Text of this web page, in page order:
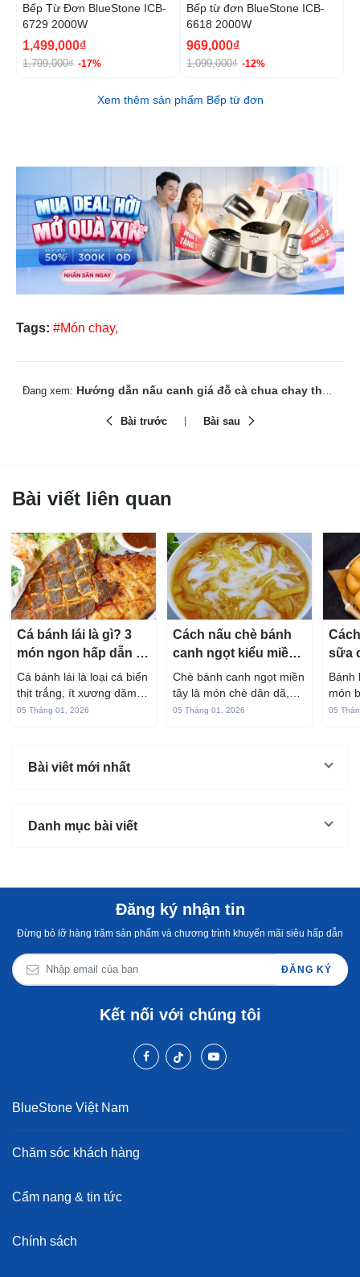
Bếp Từ Đơn BlueStone ICB-
6729 2000W
1,499,000₫
1,799,000₫ -17%
Bếp từ đơn BlueStone ICB-
6618 2000W
969,000₫
1,099,000₫ -12%
Xem thêm sản phẩm Bếp từ đơn
Tags: #Món chay,
Đang xem: Hướng dẫn nấu canh giá đỗ cà chua chay thanh mát
Bài trước Bài sau
Bài viết liên quan
Cá bánh lái là gì? 3
món ngon hấp dẫn từ
cá bánh lái
Cá bánh lái là loại cá biển
thịt trắng, ít xương dăm,
vị ngọt và rất dễ ăn khi
thể...
05 Tháng 01, 2026
Cách nấu chè bánh
canh ngọt kiểu miền
Tây ngon chuẩn vị
Chè bánh canh ngọt miền
tây là món chè dân dã,
gắn liền với đời sống sinh
05 Tháng 01, 2026
sữa
hấp
Bánh
món
05
Bài viêt mới nhất
Danh mục bài viết
Đăng ký nhận tin
Đừng bỏ lỡ hàng trăm sản phẩm và chương trình khuyến mãi siêu hấp dẫn
ĐĂNG KÝ
Kết nối với chúng tôi
BlueStone Việt Nam
Chăm sóc khách hàng
Cẩm nang & tin tức
Chính sách